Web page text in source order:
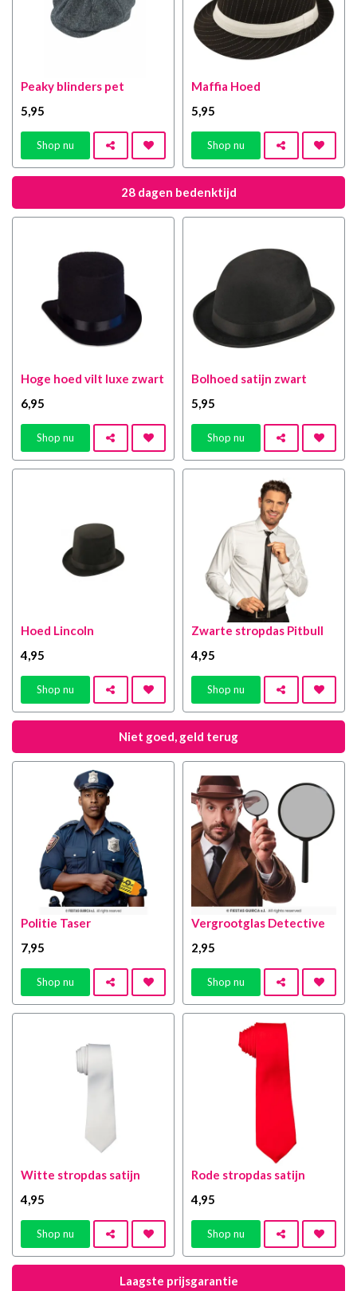
Peaky blinders pet
5,95
Shop nu
Maffia Hoed
5,95
Shop nu
28 dagen bedenktijd
Hoge hoed vilt luxe zwart
6,95
Shop nu
Bolhoed satijn zwart
5,95
Shop nu
Hoed Lincoln
4,95
Shop nu
Zwarte stropdas Pitbull
4,95
Shop nu
Niet goed, geld terug
Politie Taser
7,95
Shop nu
Vergrootglas Detective
2,95
Shop nu
Witte stropdas satijn
4,95
Shop nu
Rode stropdas satijn
4,95
Shop nu
Laagste prijsgarantie